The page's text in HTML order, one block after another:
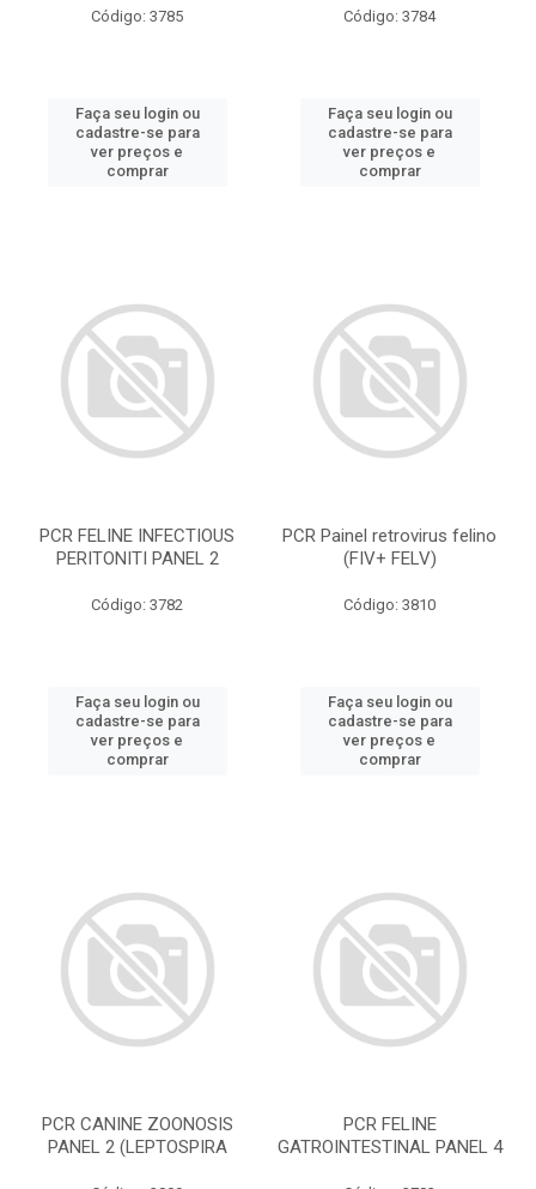
Código: 3785
Faça seu login ou
cadastre-se para
ver preços e
comprar
Código: 3784
Faça seu login ou
cadastre-se para
ver preços e
comprar
PCR FELINE INFECTIOUS
PERITONITI PANEL 2
Código: 3782
Faça seu login ou
cadastre-se para
ver preços e
comprar
PCR Painel retrovirus felino
(FIV+ FELV)
Código: 3810
Faça seu login ou
cadastre-se para
ver preços e
comprar
PCR CANINE ZOONOSIS
PANEL 2 (LEPTOSPIRA
PCR FELINE
GATROINTESTINAL PANEL 4